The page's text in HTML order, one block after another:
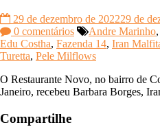
29 de dezembro de 202229 de
0 comentários
Andre Marinho,
Edu Costha, Fazenda 14, Iran
Turetta, Pele Milflows
O Restaurante Novo, no bairro de
Janeiro, recebeu Barbara Borges,
Compartilhe